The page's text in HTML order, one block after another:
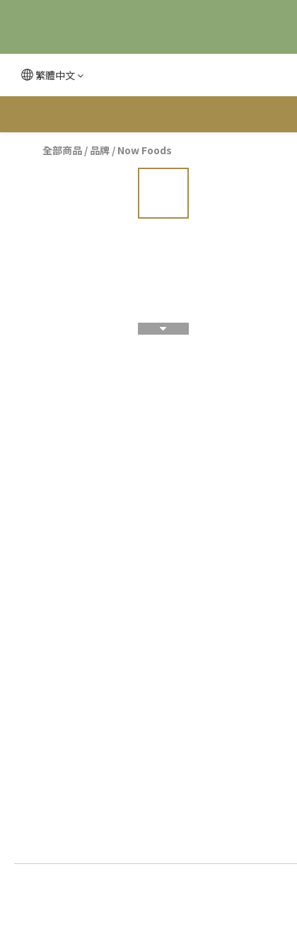
繁體中文
全部商品 / 品牌 / Now Foods